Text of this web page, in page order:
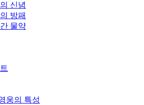
신념
방패
물약
웅의 특성